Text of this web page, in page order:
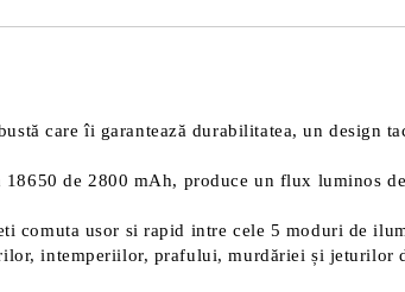
care îi garantează durabilitatea, un design
de 2800 mAh, produce un flux luminos
comuta usor si rapid intre cele 5 moduri de
intemperiilor, prafului, murdăriei și jeturilor